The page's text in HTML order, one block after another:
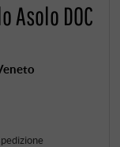
Asolo DOC